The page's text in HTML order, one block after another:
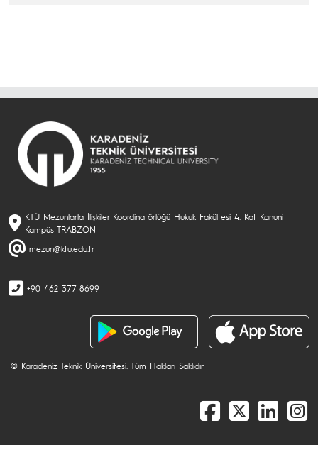
KTÜ Mezunlarla İlişkiler Koordinatörlüğü Hukuk Fakültesi 4. Kat Kanuni
Kampüs TRABZON
mezun@ktu.edu.tr
+90 462 377 8699
© Karadeniz Teknik Üniversitesi. Tüm Hakları Saklıdır